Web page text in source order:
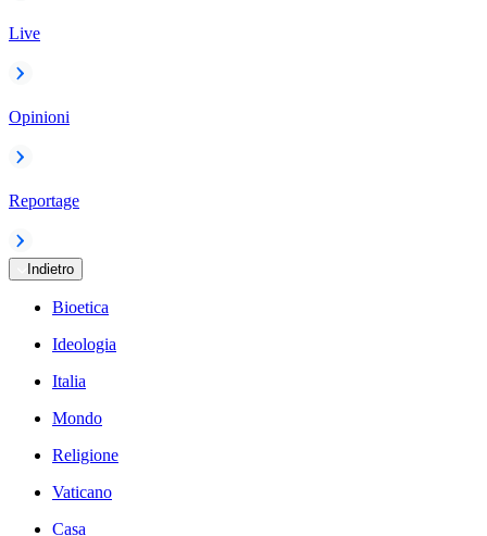
Live
Opinioni
Reportage
Indietro
Bioetica
Ideologia
Italia
Mondo
Religione
Vaticano
Casa